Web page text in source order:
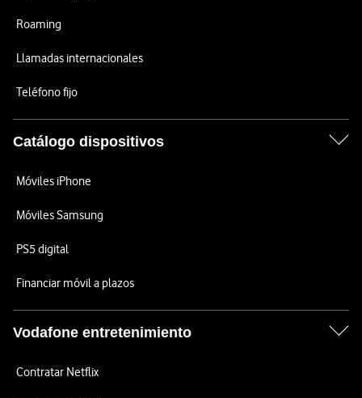
Roaming
Llamadas internacionales
Teléfono fijo
Catálogo dispositivos
Móviles iPhone
Móviles Samsung
PS5 digital
Financiar móvil a plazos
Vodafone entretenimiento
Contratar Netflix